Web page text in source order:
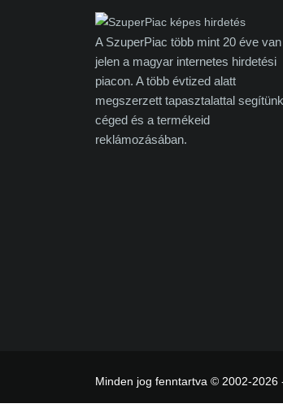
A SzuperPiac több mint 20 éve van
jelen a magyar internetes hirdetési
piacon. A több évtized alatt
megszerzett tapasztalattal
céged és a termékeid
reklámozásában.
Minden jog fenntartva © 2002-2026